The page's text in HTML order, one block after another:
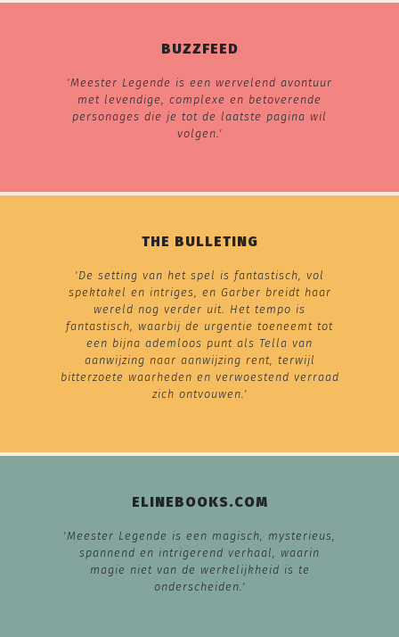
BUZZFEED
'Meester Legende is een wervelend avontuur
met levendige, complexe en betoverende
personages die je tot de laatste pagina wil
volgen.'
THE BULLETING
'De setting van het spel is fantastisch, vol
spektakel en intriges, en Garber breidt haar
wereld nog verder uit. Het tempo is
fantastisch, waarbij de urgentie toeneemt tot
een bijna ademloos punt als Tella van
aanwijzing naar aanwijzing rent, terwijl
bitterzoete waarheden en verwoestend verraad
zich ontvouwen.'
ELINEBOOKS.COM
'Meester Legende is een magisch, mysterieus,
spannend en intrigerend verhaal, waarin
magie niet van de werkelijkheid is te
onderscheiden.'